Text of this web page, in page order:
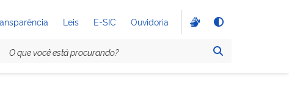
Leis E-SIC Ouvidoria